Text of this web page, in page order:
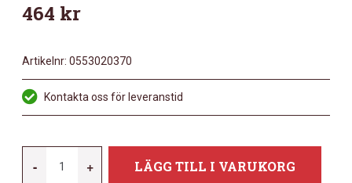
464 kr
Artikelnr: 0553020370
Kontakta oss för leveranstid
-
10"
+ LÄGG TILL I VARUKORG